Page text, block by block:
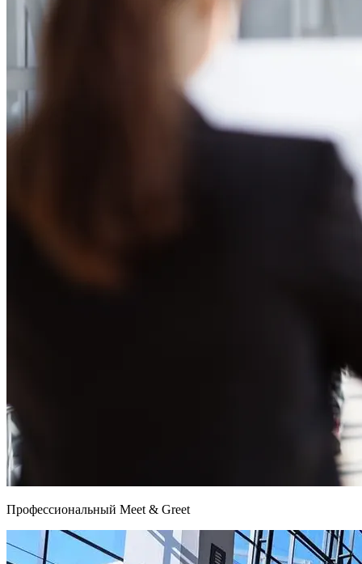
Профессиональный Meet & Greet